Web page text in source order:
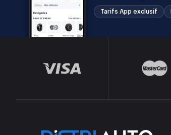
Tarifs App exclusif